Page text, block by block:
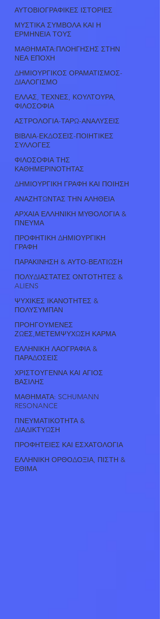
ΑΥΤΟΒΙΟΓΡΑΦΙΚΕΣ ΙΣΤΟΡΙΕΣ
ΜΥΣΤΙΚΑ ΣΥΜΒΟΛΑ ΚΑΙ Η
ΕΡΜΗΝΕΙΑ ΤΟΥΣ
ΜΑΘΗΜΑΤΑ:ΠΛΟΗΓΗΣΗΣ ΣΤΗΝ
ΝΕΑ ΕΠΟΧΗ
ΔΗΜΙΟΥΡΓΙΚΟΣ ΟΡΑΜΑΤΙΣΜΟΣ-
ΔΙΑΛΟΓΙΣΜΟ
ΕΛΛΑΣ, ΤΕΧΝΕΣ, ΚΟΥΛΤΟΥΡΑ,
ΦΙΛΟΣΟΦΙΑ
ΑΣΤΡΟΛΟΓΙΑ-ΤΑΡΩ-ΑΝΑΛΥΣΕΙΣ
ΒΙΒΛΙΑ-ΕΚΔΟΣΕΙΣ-ΠΟΙΗΤΙΚΕΣ
ΣΥΛΛΟΓΕΣ
ΦΙΛΟΣΟΦΙΑ ΤΗΣ
ΚΑΘΗΜΕΡΙΝΟΤΗΤΑΣ
ΔΗΜΙΟΥΡΓΙΚΗ ΓΡΑΦΗ ΚΑΙ ΠΟΙΗΣΗ
ΑΝΑΖΗΤΩΝΤΑΣ ΤΗΝ ΑΛΗΘΕΙΑ
ΑΡΧΑΙΑ ΕΛΛΗΝΙΚΗ ΜΥΘΟΛΟΓΙΑ &
ΠΝΕΥΜΑ
ΠΡΟΦΗΤΙΚΗ ΔΗΜΙΟΥΡΓΙΚΗ
ΓΡΑΦΗ
ΠΑΡΑΚΙΝΗΣΗ & ΑΥΤΟ-ΒΕΛΤΙΩΣΗ
ΠΟΛΥΔΙΑΣΤΑΤΕΣ ΟΝΤΟΤΗΤΕΣ &
ALIENS
ΨΥΧΙΚΕΣ ΙΚΑΝΟΤΗΤΕΣ &
ΠΟΛΥΣΥΜΠΑΝ
ΠΡΟΗΓΟΥΜΕΝΕΣ
ΖΩΕΣ,ΜΕΤΕΜΨΥΧΩΣΗ ΚΑΡΜΑ
ΕΛΛΗΝΙΚΗ ΛΑΟΓΡΑΦΙΑ &
ΠΑΡΑΔΟΣΕΙΣ
ΧΡΙΣΤΟΥΓΕΝΝΑ ΚΑΙ ΑΓΙΟΣ
ΒΑΣΙΛΗΣ
ΜΑΘΗΜΑΤΑ: SCHUMANN
RESONANCE
ΠΝΕΥΜΑΤΙΚΟΤΗΤΑ &
ΔΙΑΔΙΚΤΥΩΣΗ
ΠΡΟΦΗΤΕΙΕΣ ΚΑΙ ΕΣΧΑΤΟΛΟΓΙΑ
ΕΛΛΗΝΙΚΗ ΟΡΘΟΔΟΞΙΑ, ΠΙΣΤΗ &
ΕΘΙΜΑ